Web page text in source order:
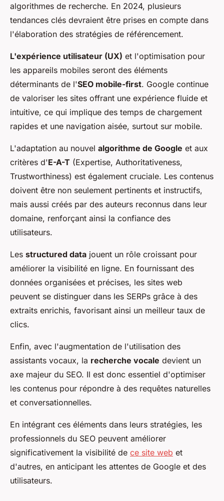
algorithmes de recherche. En 2024, plusieurs
tendances clés devraient être prises en compte dans
l'élaboration des stratégies de référencement.
L'expérience utilisateur (UX) et l'optimisation pour
les appareils mobiles seront des éléments
déterminants de l'SEO mobile-first. Google continue
de valoriser les sites offrant une expérience fluide et
intuitive, ce qui implique des temps de chargement
rapides et une navigation aisée, surtout sur mobile.
L'adaptation au nouvel algorithme de Google et aux
critères d'E-A-T (Expertise, Authoritativeness,
Trustworthiness) est également cruciale. Les contenus
doivent être non seulement pertinents et instructifs,
mais aussi créés par des auteurs reconnus dans leur
domaine, renforçant ainsi la confiance des
utilisateurs.
Les structured data jouent un rôle croissant pour
améliorer la visibilité en ligne. En fournissant des
données organisées et précises, les sites web
peuvent se distinguer dans les SERPs grâce à des
extraits enrichis, favorisant ainsi un meilleur taux de
clics.
Enfin, avec l'augmentation de l'utilisation des
assistants vocaux, la recherche vocale devient un
axe majeur du SEO. Il est donc essentiel d'optimiser
les contenus pour répondre à des requêtes naturelles
et conversationnelles.
En intégrant ces éléments dans leurs stratégies, les
professionnels du SEO peuvent améliorer
significativement la visibilité de ce site web et
d'autres, en anticipant les attentes de Google et des
utilisateurs.